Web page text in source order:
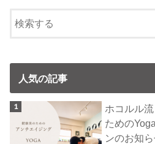
人気の記事
ホコルル
ための
ンのお知ら